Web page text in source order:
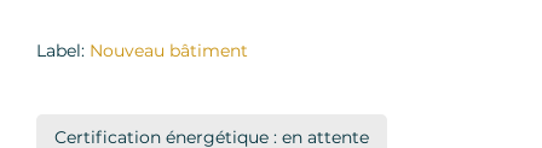
Label: Nouveau bâtiment
Certification énergétique : en attente